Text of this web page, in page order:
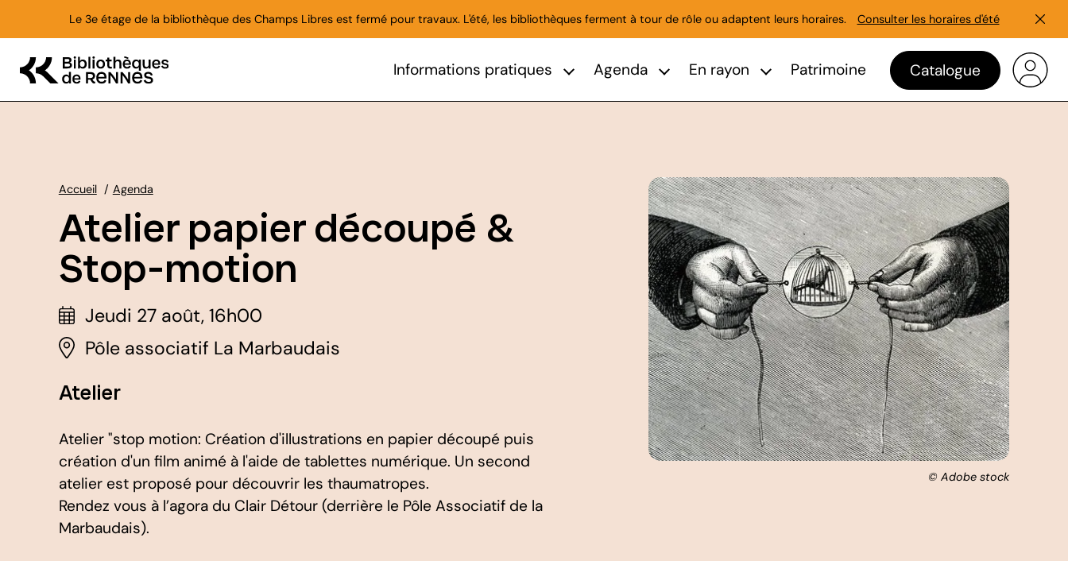
Le 3e étage de la bibliothèque des Champs Libres est fermé pour travaux. L'été, les bibliothèques ferment à tour de rôle ou adaptent leurs horaires. Consulter les horaires d'été
Informations pratiques Afficher le sous-menu Informations pratiques
Agenda Afficher le sous-menu Agenda
En rayon Afficher le sous-menu En rayon
Patrimoine Catalogue
Accueil Agenda
Atelier papier découpé &
Stop-motion
Jeudi 27 août, 16h00
Pôle associatif La Marbaudais
Atelier
Atelier "stop motion: Création d'illustrations en papier découpé puis
création d'un film animé à l'aide de tablettes numérique. Un second
atelier est proposé pour découvrir les thaumatropes.
Rendez vous à l’agora du Clair Détour (derrière le Pôle Associatif de la
Marbaudais).
© Adobe stock